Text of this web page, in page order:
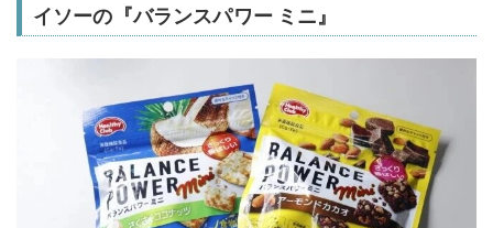
イソーの『バランスパワー ミニ』